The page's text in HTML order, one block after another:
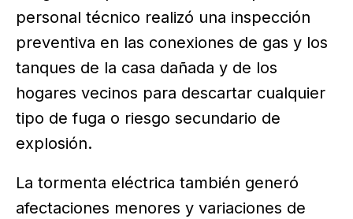
personal técnico realizó una inspección
preventiva en las conexiones de gas y los
tanques de la casa dañada y de los
hogares vecinos para descartar cualquier
tipo de fuga o riesgo secundario de
explosión.
La tormenta eléctrica también generó
afectaciones menores y variaciones de